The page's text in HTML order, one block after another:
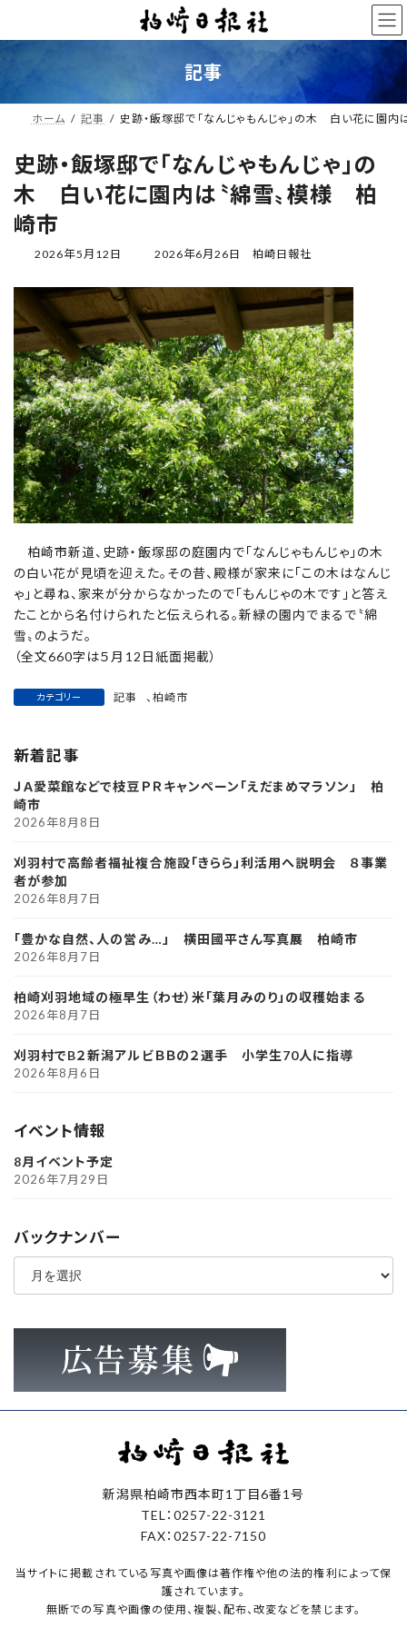
テ
ゲ
記事
ホーム 記事 史跡・飯塚邸で「なんじゃもんじゃ」の木 白い花に園
史跡・飯塚邸で「なんじゃもんじゃ」の
木 白い花に園内は〝綿雪〟模様 柏
崎市
2026年5月12日
最
更
新
日
時
:
2026年6月26日 柏崎日報社
柏崎市新道、史跡・飯塚邸の庭園内で「なんじゃもんじゃ」の木
の白い花が見頃を迎えた。その昔、殿様が家来に「この木はなんじ
ゃ」と尋ね、家来が分からなかったので「もんじゃの木です」と答え
たことから名付けられたと伝えられる。新緑の園内でまるで〝綿
雪〟のようだ。
（全文660字は５月12日紙面掲載）
カテゴリー 記事 、 柏崎市
新着記事
ＪＡ愛菜館などで枝豆ＰＲキャンペーン「えだまめマラソン」 柏
崎市
2026年8月8日
刈羽村で高齢者福祉複合施設「きらら」利活用へ説明会 ８事業
者が参加
2026年8月7日
「豊かな自然、人の営み…」 横田國平さん写真展 柏崎市
2026年8月7日
柏崎刈羽地域の極早生（わせ）米「葉月みのり」の収穫始まる
2026年8月7日
刈羽村でB２新潟アルビＢＢの２選手 小学生70人に指導
2026年8月6日
イベント情報
8月イベント予定
2026年7月29日
バックナンバー
ア
カ
ブ
新潟県柏崎市西本町1丁目6番1号
TEL：0257-22-3121
FAX：0257-22-7150
当サイトに掲載されている写真や画像は著作権や他の法的権利によって保
護されています。
無断での写真や画像の使用、複製、配布、改変などを禁じます。